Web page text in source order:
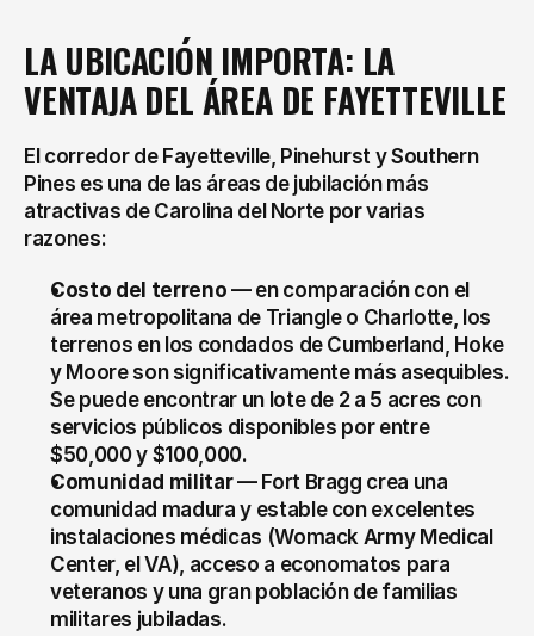
LA UBICACIÓN IMPORTA: LA
VENTAJA DEL ÁREA DE FAYETTEVILLE
El corredor de Fayetteville, Pinehurst y Southern
Pines es una de las áreas de jubilación más
atractivas de Carolina del Norte por varias
razones:
Costo del terreno — en comparación con el
área metropolitana de Triangle o Charlotte, los
terrenos en los condados de Cumberland, Hoke
y Moore son significativamente más asequibles.
Se puede encontrar un lote de 2 a 5 acres con
servicios públicos disponibles por entre
$50,000 y $100,000.
Comunidad militar — Fort Bragg crea una
comunidad madura y estable con excelentes
instalaciones médicas (Womack Army Medical
Center, el VA), acceso a economatos para
veteranos y una gran población de familias
militares jubiladas.